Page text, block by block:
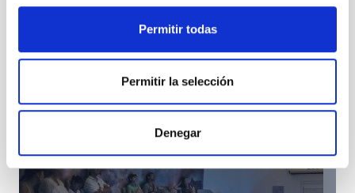
Permitir todas
Permitir la selección
Denegar